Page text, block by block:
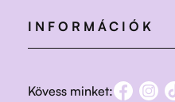
INFORMÁCIÓK
Kövess minket: